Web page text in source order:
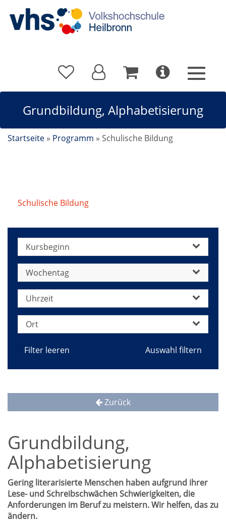
Grundbildung, Alphabetisierung
Startseite » Programm » Schulische Bildung
Schulische Bildung
Kursbeginn
Wochentag
Uhrzeit
Ort
Filter leeren
Zurück
Grundbildung,
Alphabetisierung
Gering literarisierte Menschen haben aufgrund ihrer
Lese- und Schreibschwächen Schwierigkeiten, die
Anforderungen im Beruf zu meistern. Wir helfen, das zu
ändern.